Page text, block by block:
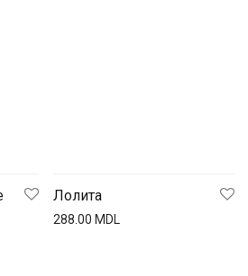
Лолита
288.00 MDL